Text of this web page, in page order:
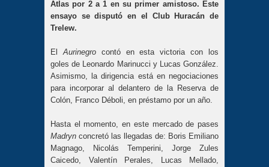
Atlas por 2 a 1 en su primer amistoso. Este
ensayo se disputó en el Club Huracán de
Trelew.
ElAurinegrocontó en esta victoria con los
goles de Leonardo Marinucci y Lucas González.
Asimismo, la dirigencia está en negociaciones
para incorporar al delantero de la Reserva de
Colón, Franco Déboli, en préstamo por un año.
Hasta el momento, en este mercado de pases
Madryn concretó las llegadas de: Boris Emiliano
Magnago, Nicolás Temperini, Jorge Zules
Caicedo, Valentín Perales, Lucas Mellado,